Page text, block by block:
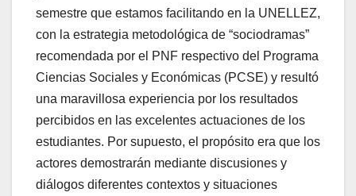
semestre que estamos facilitando en la UNELLEZ,
con la estrategia metodológica de “sociodramas”
recomendada por el PNF respectivo del Programa
Ciencias Sociales y Económicas (PCSE) y resultó
una maravillosa experiencia por los resultados
percibidos en las excelentes actuaciones de los
estudiantes. Por supuesto, el propósito era que los
actores demostrarán mediante discusiones y
diálogos diferentes contextos y situaciones